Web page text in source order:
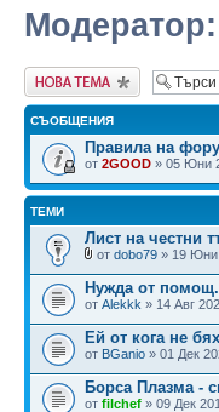
Модератор:
Публикувай нова
тема
СЪОБЩЕНИЯ
Правила на
от 2GOOD » 05 Юни
ТЕМИ
Лист на честни
от dobo79 » 19 Юни
Нужда от
от Alekkk » 14 Авг
Ей от кога не
от BGanio » 01 Дек
Борса Плазма -
от filchef » 09 Дек